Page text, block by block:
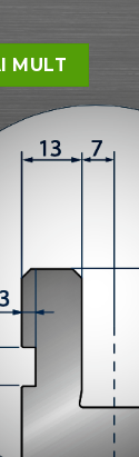
MULT